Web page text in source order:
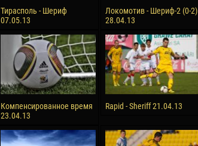
Тирасполь - Шериф
07.05.13
Локомотив - Шериф-2 (0-2)
28.04.13
Компенсированное время
23.04.13
Rapid - Sheriff 21.04.13